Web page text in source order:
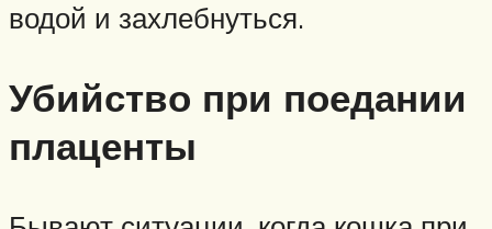
водой и захлебнуться.
Убийство при поедании
плаценты